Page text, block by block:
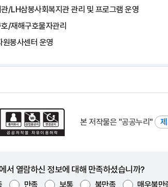
/LH삼봉사회복지관 관리 및 프로그램 운영
/재해구호물자관리
원봉사센터 운영
본 저작물은 "공공누리"
서 열람하신 정보에 대해 만족하셨습니까?
만족 보통 불만족 매우불만